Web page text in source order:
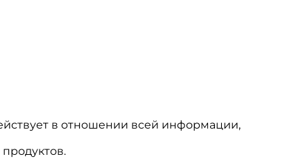
в отношении всей информации,